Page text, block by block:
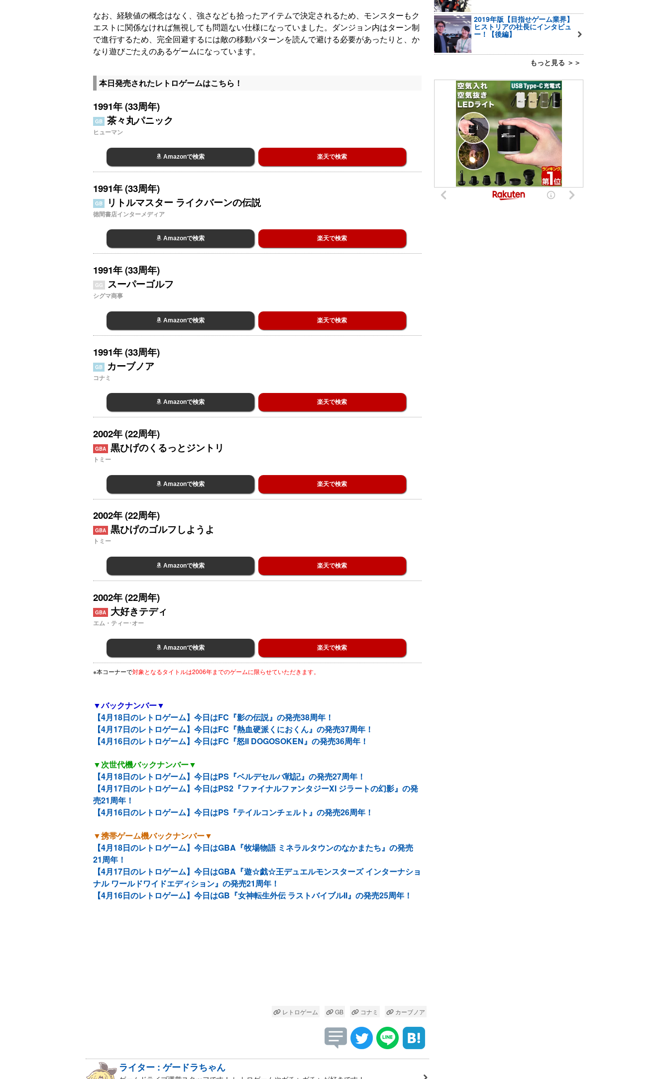
なお、経験値の概念はなく、強さなども拾ったアイテムで決定されるため、モンスターもク
エストに関係なければ無視しても問題ない仕様になっていました。ダンジョン内はターン制
で進行するため、完全回避するには敵の移動パターンを読んで避ける必要があったりと、か
なり遊びごたえのあるゲームになっています。
本日発売されたレトロゲームはこちら！
1991年 (33周年)
GB 茶々丸パニック
ヒューマン
Amazonで検索 楽天で検索
1991年 (33周年)
GB リトルマスター ライクバーンの伝説
徳間書店インターメディア
Amazonで検索 楽天で検索
1991年 (33周年)
GG スーパーゴルフ
シグマ商事
Amazonで検索 楽天で検索
1991年 (33周年)
GB カーブノア
コナミ
Amazonで検索 楽天で検索
2002年 (22周年)
GBA 黒ひげのくるっとジントリ
トミー
Amazonで検索 楽天で検索
2002年 (22周年)
GBA 黒ひげのゴルフしようよ
トミー
Amazonで検索 楽天で検索
2002年 (22周年)
GBA 大好きテディ
エム・ティー･オー
Amazonで検索 楽天で検索
※本コーナーで対象となるタイトルは2006年までのゲームに限らせていただきます。
▼バックナンバー▼
【4月18日のレトロゲーム】今日はFC『影の伝説』の発売38周年！
【4月17日のレトロゲーム】今日はFC『熱血硬派くにおくん』の発売37周年！
【4月16日のレトロゲーム】今日はFC『怒II DOGOSOKEN』の発売36周年！
▼次世代機バックナンバー▼
【4月18日のレトロゲーム】今日はPS『ベルデセルバ戦記』の発売27周年！
【4月17日のレトロゲーム】今日はPS2『ファイナルファンタジーXI ジラートの幻影』の発
売21周年！
【4月16日のレトロゲーム】今日はPS『テイルコンチェルト』の発売26周年！
▼携帯ゲーム機バックナンバー▼
【4月18日のレトロゲーム】今日はGBA『牧場物語 ミネラルタウンのなかまたち』の発売
21周年！
【4月17日のレトロゲーム】今日はGBA『遊☆戯☆王デュエルモンスターズ インターナショ
ナル ワールドワイドエディション』の発売21周年！
【4月16日のレトロゲーム】今日はGB『女神転生外伝 ラストバイブルII』の発売25周年！
レトロゲーム GB コナミ カーブノア
ライター : ゲードラちゃん
2019年版【目指せゲーム業界】
ヒストリアの社長にインタビュ
ー！【後編】
もっと見る ＞＞